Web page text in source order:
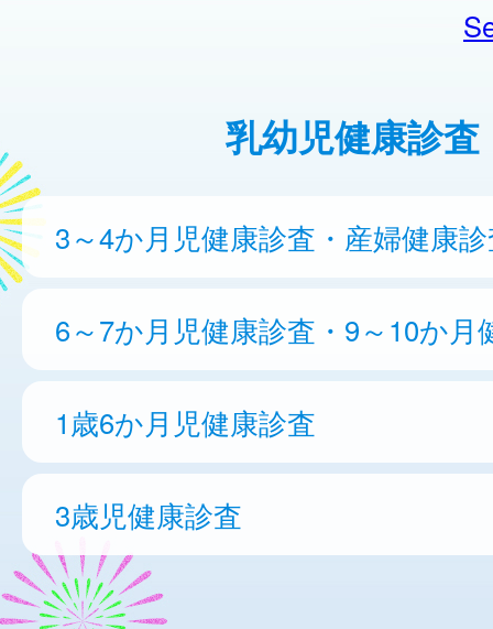
乳幼児健康診査
3～4か月児健康診査・産婦健康
6～7か月児健康診査・9～10か月
1歳6か月児健康診査
3歳児健康診査